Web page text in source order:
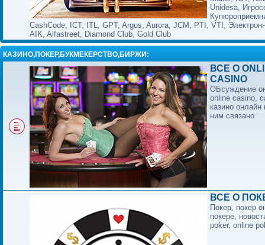
Unidesa,
CashCode, ICT, ITL, GPT, Argus, Aurora, JCM, PTI, VTI,
AIK, Alfastreet, Diamond Club, Gold Club
КАЗИНО,ПОКЕР,БУКМЕКЕРСТВО,БИРЖИ:
ВСЕ О
CASINO
ОБсуждение
online casino,
казино онлайн
ним связано
ВСЕ О
Покер, покер
покере,
poker, online